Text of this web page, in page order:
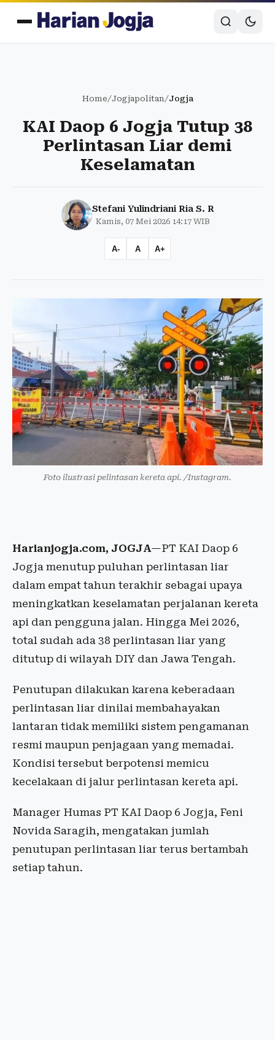
Home/Jogjapolitan/Jogja
KAI Daop 6 Jogja Tutup 38
Perlintasan Liar demi
Keselamatan
Stefani Yulindriani Ria S. R
Kamis, 07 Mei 2026 14:17 WIB
A- A A+
Foto ilustrasi pelintasan kereta api. /Instagram.
Harianjogja.com, JOGJA—PT KAI Daop 6
Jogja menutup puluhan perlintasan liar
dalam empat tahun terakhir sebagai upaya
meningkatkan keselamatan perjalanan kereta
api dan pengguna jalan. Hingga Mei 2026,
total sudah ada 38 perlintasan liar yang
ditutup di wilayah DIY dan Jawa Tengah.
Penutupan dilakukan karena keberadaan
perlintasan liar dinilai membahayakan
lantaran tidak memiliki sistem pengamanan
resmi maupun penjagaan yang memadai.
Kondisi tersebut berpotensi memicu
kecelakaan di jalur perlintasan kereta api.
Manager Humas PT KAI Daop 6 Jogja, Feni
Novida Saragih, mengatakan jumlah
penutupan perlintasan liar terus bertambah
setiap tahun.